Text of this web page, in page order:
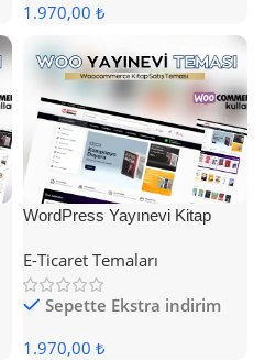
1.970,00 ₺
WordPress Yayınevi Kitap
E-Ticaret Temaları
Sepette Ekstra indirim
1.970,00 ₺